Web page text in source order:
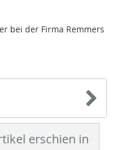
bei der Firma Remmers
erschien in